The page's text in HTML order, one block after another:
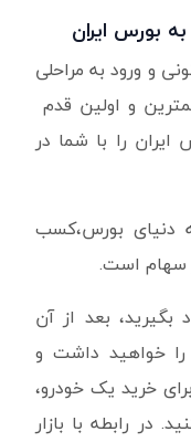
بورس ایران
و ورود به مراحلی
و اولین قدم
را با شما در
دنیای بورس،کسب
سهام است.
بگیرید، بعد از آن
خواهید داشت و
خرید یک خودرو،
در رابطه با بازار